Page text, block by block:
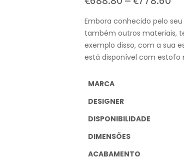
Embora conhecido pelo
também outros materiais,
exemplo disso, com a sua
está disponível com estofo
MARCA
DESIGNER
DISPONIBILIDADE
DIMENSÕES
ACABAMENTO